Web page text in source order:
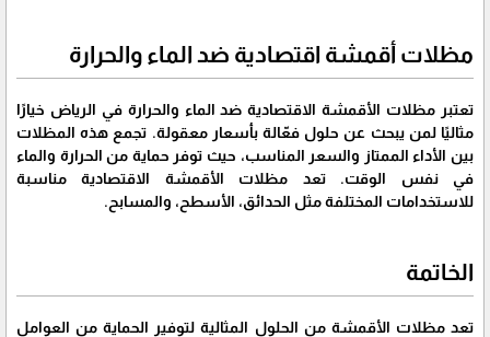
مظلات أقمشة اقتصادية ضد الماء والحرارة
تعتبر مظلات الأقمشة الاقتصادية ضد الماء والحرارة في الرياض خيارًا
مثاليًا لمن يبحث عن حلول فعّالة بأسعار معقولة. تجمع هذه المظلات
بين الأداء الممتاز والسعر المناسب، حيث توفر حماية من الحرارة والماء
في نفس الوقت. تعد مظلات الأقمشة الاقتصادية مناسبة
للاستخدامات المختلفة مثل الحدائق، الأسطح، والمسابح.
الخاتمة
تعد مظلات الأقمشة من الحلول المثالية لتوفير الحماية من العوامل